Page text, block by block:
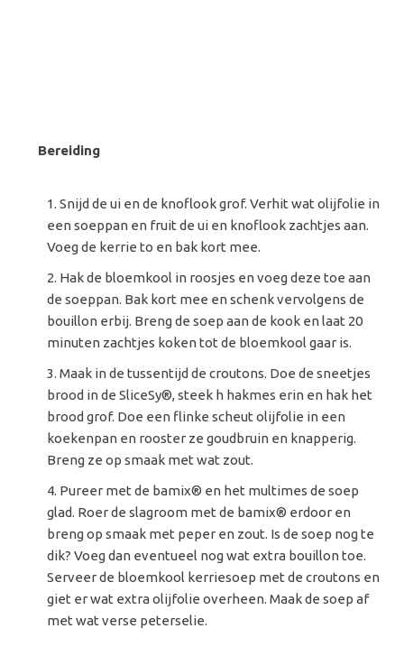
Bereiding
Snijd de ui en de knoflook grof. Verhit wat olijfolie in
een soeppan en fruit de ui en knoflook zachtjes aan.
Voeg de kerrie to en bak kort mee.
Hak de bloemkool in roosjes en voeg deze toe aan
de soeppan. Bak kort mee en schenk vervolgens de
bouillon erbij. Breng de soep aan de kook en laat 20
minuten zachtjes koken tot de bloemkool gaar is.
Maak in de tussentijd de croutons. Doe de sneetjes
brood in de SliceSy®, steek h hakmes erin en hak het
brood grof. Doe een flinke scheut olijfolie in een
koekenpan en rooster ze goudbruin en knapperig.
Breng ze op smaak met wat zout.
Pureer met de bamix® en het multimes de soep
glad. Roer de slagroom met de bamix® erdoor en
breng op smaak met peper en zout. Is de soep nog te
dik? Voeg dan eventueel nog wat extra bouillon toe.
Serveer de bloemkool kerriesoep met de croutons en
giet er wat extra olijfolie overheen. Maak de soep af
met wat verse peterselie.